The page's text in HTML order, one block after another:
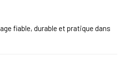
fiable, durable et pratique dans